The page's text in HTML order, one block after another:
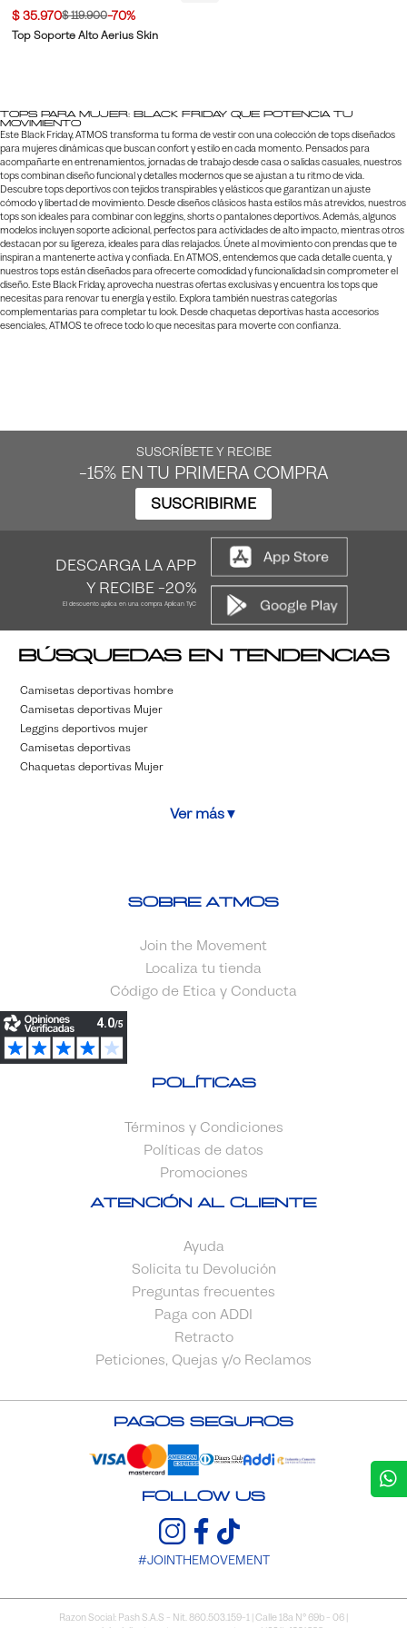
$ 35.970$ 119.900-70%
Top Soporte Alto Aerius Skin
Tops para mujer: Black Friday que potencia tu
movimiento
Este Black Friday, ATMOS transforma tu forma de vestir con una colección de tops diseñados
para mujeres dinámicas que buscan confort y estilo en cada momento. Pensados para
acompañarte en entrenamientos, jornadas de trabajo desde casa o salidas casuales, nuestros
tops combinan diseño funcional y detalles modernos que se ajustan a tu ritmo de vida.
Descubre tops deportivos con tejidos transpirables y elásticos que garantizan un ajuste
cómodo y libertad de movimiento. Desde diseños clásicos hasta estilos más atrevidos, nuestros
tops son ideales para combinar con leggins, shorts o pantalones deportivos. Además, algunos
modelos incluyen soporte adicional, perfectos para actividades de alto impacto, mientras otros
destacan por su ligereza, ideales para días relajados. Únete al movimiento con prendas que te
inspiran a mantenerte activa y confiada. En ATMOS, entendemos que cada detalle cuenta, y
nuestros tops están diseñados para ofrecerte comodidad y funcionalidad sin comprometer el
diseño. Este Black Friday, aprovecha nuestras ofertas exclusivas y encuentra los tops que
necesitas para renovar tu energía y estilo. Explora también nuestras categorías
complementarias para completar tu look. Desde chaquetas deportivas hasta accesorios
esenciales, ATMOS te ofrece todo lo que necesitas para moverte con confianza.
SUSCRÍBETE Y RECIBE
-15% EN TU PRIMERA COMPRA
SUSCRIBIRME
DESCARGA LA APP
Y RECIBE -20%
El descuento aplica en una compra Aplican TyC
Búsquedas en tendencias
Camisetas deportivas hombre
Camisetas deportivas Mujer
Leggins deportivos mujer
Camisetas deportivas
Chaquetas deportivas Mujer
Ver más▼
Sobre Atmos
Join the Movement
Localiza tu tienda
Código de Etica y Conducta
Políticas
Términos y Condiciones
Políticas de datos
Promociones
Atención al cliente
Ayuda
Solicita tu Devolución
Preguntas frecuentes
Paga con ADDI
Retracto
Peticiones, Quejas y/o Reclamos
Pagos Seguros
FOLLOW US
#JOINTHEMOVEMENT
Razon Social: Pash S.A.S - Nit. 860.503.159-1 | Calle 18a N° 69b - 06 |